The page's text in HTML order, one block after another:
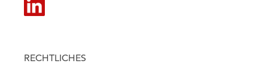
RECHTLICHES